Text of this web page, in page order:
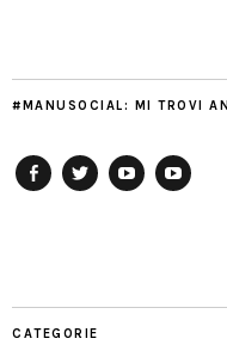
#MANUSOCIAL: MI TROVI
CATEGORIE